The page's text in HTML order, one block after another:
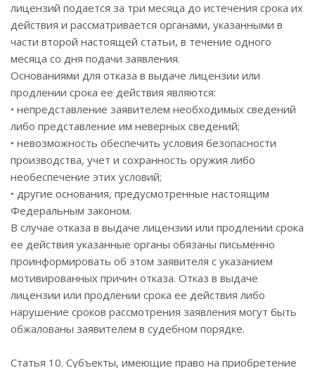
лицензий подается за три месяца до истечения срока их
действия и рассматривается органами, указанными в
части второй настоящей статьи, в течение одного
месяца со дня подачи заявления.
Основаниями для отказа в выдаче лицензии или
продлении срока ее действия являются:
• непредставление заявителем необходимых сведений
либо представление им неверных сведений;
• невозможность обеспечить условия безопасности
производства, учет и сохранность оружия либо
необеспечение этих условий;
• другие основания, предусмотренные настоящим
Федеральным законом.
В случае отказа в выдаче лицензии или продлении срока
ее действия указанные органы обязаны письменно
проинформировать об этом заявителя с указанием
мотивированных причин отказа. Отказ в выдаче
лицензии или продлении срока ее действия либо
нарушение сроков рассмотрения заявления могут быть
обжалованы заявителем в судебном порядке.
Статья 10. Субъекты, имеющие право на приобретение